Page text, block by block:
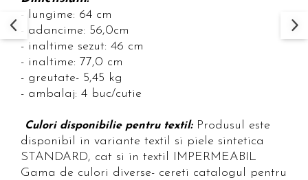
- lungime: 64 cm
- adancime: 56,0cm
- inaltime sezut: 46 cm
- inaltime: 77,0 cm
- greutate- 5,45 kg
- ambalaj: 4 buc/cutie
Culori disponibilie pentru textil: Produsul este
disponibil in variante textil si piele sintetica
STANDARD, cat si in textil IMPERMEABIL
Gama de culori diverse- cereti catalogul pentru